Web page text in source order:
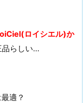
ロイシエル)か
品らしい…
適？